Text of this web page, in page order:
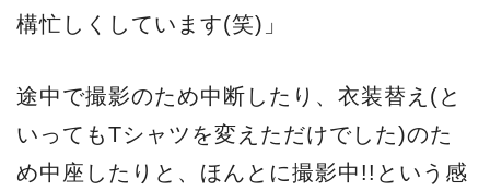
構忙しくしています(笑)」
途中で撮影のため中断したり、衣装替え(と
いってもTシャツを変えただけでした)のた
め中座したりと、ほんとに撮影中!!という感